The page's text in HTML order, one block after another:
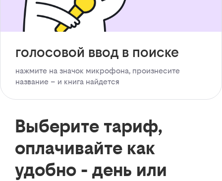
голосовой ввод в поиске
нажмите на значок микрофона, произнесите
название – и книга найдется
Выберите тариф,
оплачивайте как
удобно - день или